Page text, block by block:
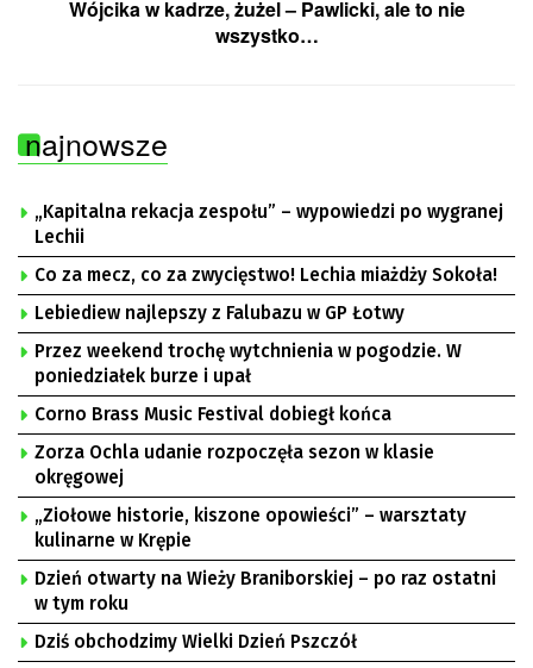
Wójcika w kadrze, żużel – Pawlicki, ale to nie
wszystko…
najnowsze
„Kapitalna rekacja zespołu” – wypowiedzi po wygranej
Lechii
Co za mecz, co za zwycięstwo! Lechia miażdży Sokoła!
Lebiediew najlepszy z Falubazu w GP Łotwy
Przez weekend trochę wytchnienia w pogodzie. W
poniedziałek burze i upał
Corno Brass Music Festival dobiegł końca
Zorza Ochla udanie rozpoczęła sezon w klasie
okręgowej
„Ziołowe historie, kiszone opowieści” – warsztaty
kulinarne w Krępie
Dzień otwarty na Wieży Braniborskiej – po raz ostatni
w tym roku
Dziś obchodzimy Wielki Dzień Pszczół